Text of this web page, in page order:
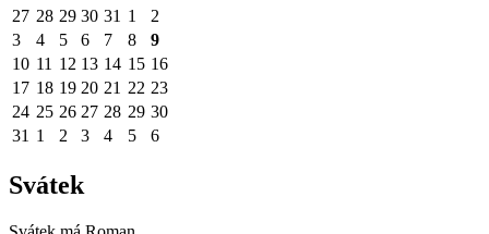
27 28 29 30 31 1
2
3
4 5 6 7 8
9
10 11 12 13 14 15 16
17 18 19 20 21 22 23
24 25 26 27 28 29 30
31 1 2 3 4 5 6
Svátek